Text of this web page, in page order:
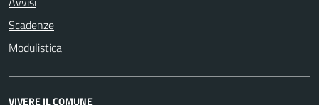
Scadenze
Modulistica
VIVERE IL COMUNE